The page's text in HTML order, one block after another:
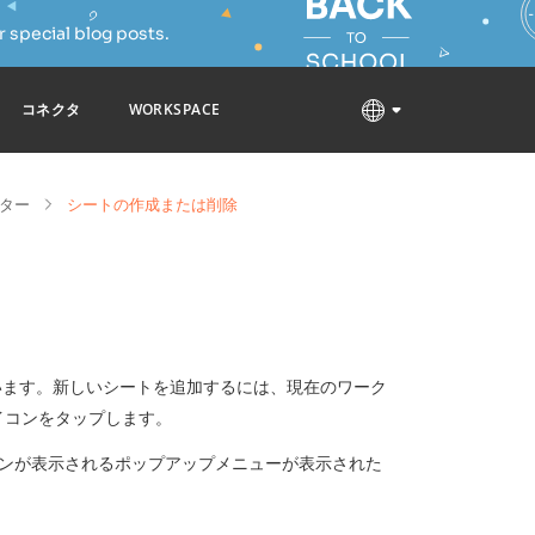
special blog posts.
コネクタ WORKSPACE
ー シートの作成または削除
す。新しいシートを追加するには、現在のワーク
ンをタップします。
が表示されるポップアップメニューが表示された